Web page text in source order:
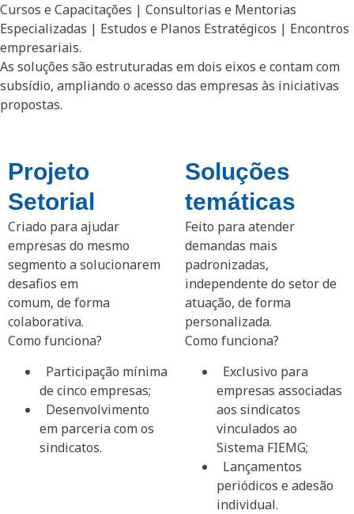
Cursos e Capacitações | Consultorias e Mentorias
Especializadas | Estudos e Planos Estratégicos | Encontros
empresariais.
As soluções são estruturadas em dois eixos e contam com
subsídio, ampliando o acesso das empresas às iniciativas
propostas.
Projeto
Setorial
Criado para ajudar
empresas do mesmo
segmento a solucionarem
desafios em
comum, de forma
colaborativa.
Como funciona?
Participação mínima
de cinco empresas;
Desenvolvimento
em parceria com os
sindicatos.
Soluções
temáticas
Feito para atender
demandas mais
padronizadas,
independente do setor de
atuação, de forma
personalizada.
Como funciona?
Exclusivo para
empresas associadas
aos sindicatos
vinculados ao
Sistema FIEMG;
Lançamentos
periódicos e adesão
individual.